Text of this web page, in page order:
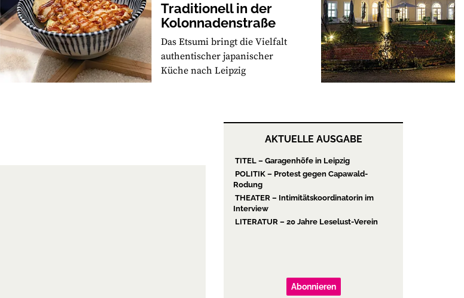
Traditionell in der
Kolonnadenstraße
Das Etsumi bringt die Vielfalt
authentischer japanischer
Küche nach Leipzig
AKTUELLE AUSGABE
TITEL – Garagenhöfe in Leipzig
POLITIK – Protest gegen Capawald-
Rodung
THEATER – Intimitätskoordinatorin im
Interview
LITERATUR – 20 Jahre Leselust-Verein
Abonnieren